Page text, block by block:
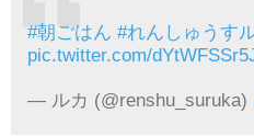
#朝ごはん #れんしゅうす
pic.twitter.com/
— ルカ (@renshu_suruka)